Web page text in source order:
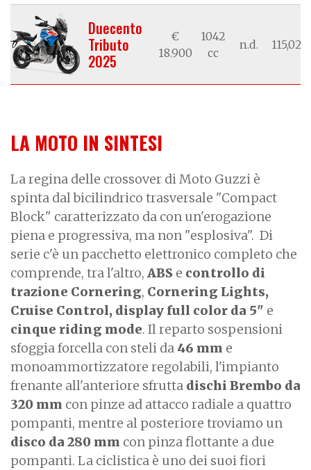
Duecento
Tributo
2025
€
18.900
1042
cc
n.d. 115,02/
LA MOTO IN SINTESI
La regina delle crossover di Moto Guzzi è
spinta dal bicilindrico trasversale "Compact
Block" caratterizzato da con un'erogazione
piena e progressiva, ma non "esplosiva". Di
serie c'è un pacchetto elettronico completo che
comprende, tra l'altro, ABS e controllo di
trazione Cornering, Cornering Lights,
Cruise Control, display full color da 5" e
cinque riding mode. Il reparto sospensioni
sfoggia forcella con steli da 46 mm e
monoammortizzatore regolabili, l'impianto
frenante all'anteriore sfrutta dischi Brembo da
320 mm con pinze ad attacco radiale a quattro
pompanti, mentre al posteriore troviamo un
disco da 280 mm con pinza flottante a due
pompanti. La ciclistica è uno dei suoi fiori